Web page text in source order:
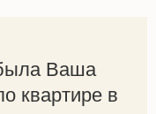
Ваша
квартире в